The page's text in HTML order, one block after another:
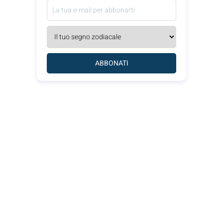
ABBONATI